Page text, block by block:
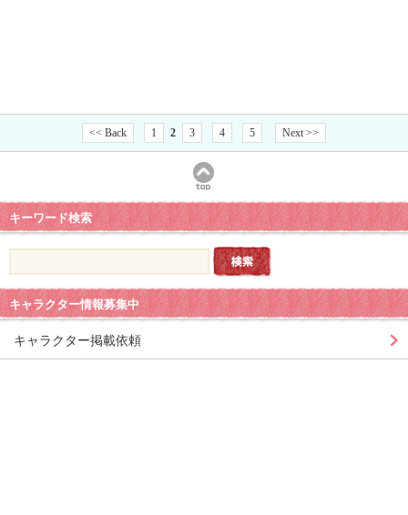
<< Back 1 2 3 4 5 Next >>
キーワード検索
キャラクター情報募集中
キャラクター掲載依頼